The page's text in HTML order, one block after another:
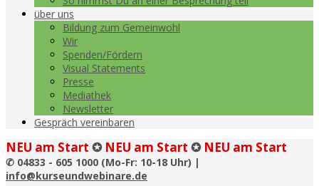
über uns
Bildung zum Gemeinwohl
Wir
Spenden/Fördern
Visual Statements
Presse
Mediathek
Newsletter
Gespräch vereinbaren
NEU am Start ✪ NEU am Start ✪ NEU am Start
✆ 04833 - 605 1000 (Mo-Fr: 10-18 Uhr) |
info@kurseundwebinare.de